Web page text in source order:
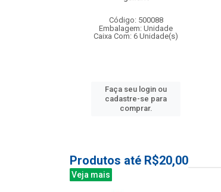
Código: 500088
Embalagem: Unidade
Caixa Com: 6 Unidade(s)
Faça seu login ou
cadastre-se para
comprar.
Produtos até R$20,00
Veja mais